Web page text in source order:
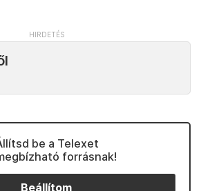
be a Telexet
forrásnak!
Beállítom